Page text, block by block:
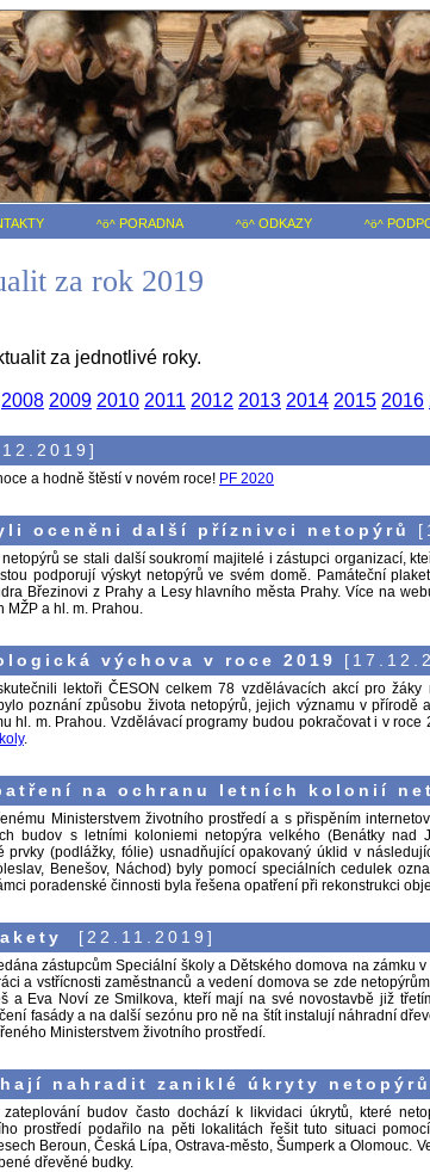
^ö^PORADNA ^ö^ODKAZY ^ö^
za rok 2019
za jednotlivé roky.
2008 2009 2010 2011 2012 2013 2014 2015 2016
a hodně štěstí v novém roce! PF 2020
oceněni další příznivci netopýrů
se stali další soukromí majitelé i zástupci organizací,
podporují výskyt netopýrů ve svém domě. Památeční
Březinovi z Prahy a Lesy hlavního města Prahy. Více na
MŽP a hl. m. Prahou.
výchova v roce 2019
lektoři ČESON celkem 78 vzdělávacích akcí pro
poznání způsobu života netopýrů, jejich významu v
hl. m. Prahou. Vzdělávací programy budou pokračovat i v
.
na ochranu letních kolonií
Ministerstvem životního prostředí a s přispěním
budov s letními koloniemi netopýra velkého (Benátky nad
prvky (podlážky, fólie) usnadňující opakovaný úklid v
Benešov, Náchod) byly pomocí speciálních cedulek
poradenské činnosti byla řešena opatření při rekonstrukci
[22.11.2019]
zástupcům Speciální školy a Dětského domova na zámku
a vstřícnosti zaměstnanců a vedení domova se zde
a Eva Noví ze Smilkova, kteří mají na své novostavbě již
fasády a na další sezónu pro ně na štít instalují náhradní
Ministerstvem životního prostředí.
nahradit zaniklé úkryty
zateplování budov často dochází k likvidaci úkrytů, které
prostředí podařilo na pěti lokalitách řešit tuto situaci
Beroun, Česká Lípa, Ostrava-město, Šumperk a Olomouc.
dřevěné budky.